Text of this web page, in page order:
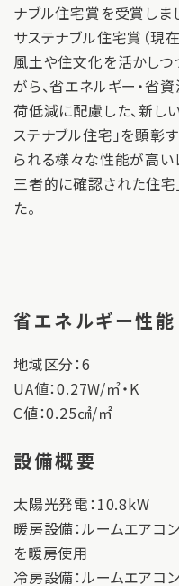
ナブル住宅賞を受賞しま
サステナブル住宅賞（現
風土や住文化を活かしつ
がら、省エネルギー・省
荷低減に配慮した、新し
ステナブル住宅」を顕彰
られる様々な性能が高
三者的に確認された住宅
た。
省エネルギー性能
地域区分：6
UA値：0.27W/㎡・K
C値：0.25㎠/㎡
設備概要
太陽光発電：10.8kW
暖房設備：ルームエア
を暖房使用
冷房設備：ルームエア